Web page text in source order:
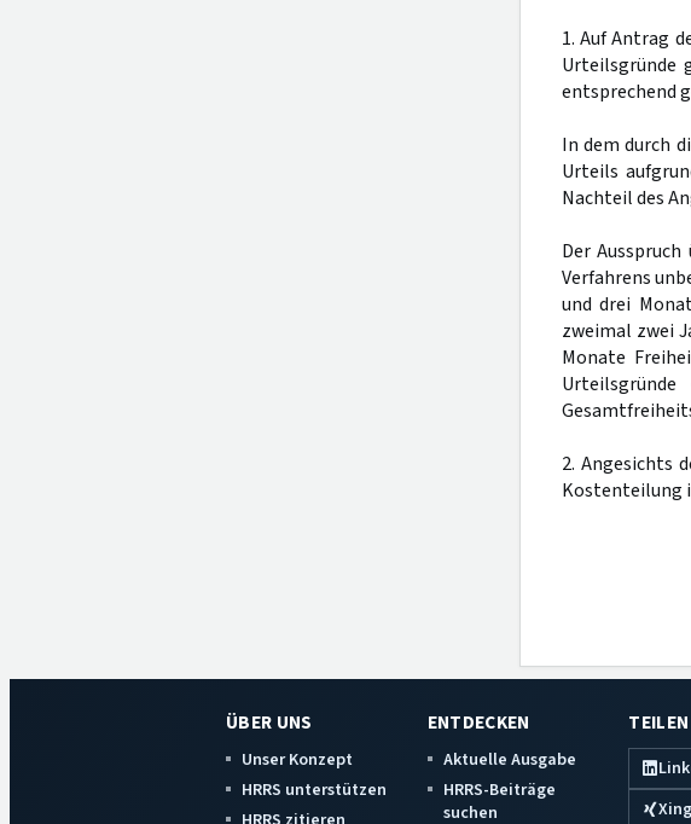
1. Auf Antrag
Urteilsgründe
entsprechend
In dem durch
Urteils
Nachteil des
Der
Verfahrens
und drei
zweimal zwei
Monate
2. Angesichts
Kostenteilung
ÜBER UNS
Unser Konzept
HRRS unterstützen
ENTDECKEN
Aktuelle Ausgabe
HRRS-Beiträge
suchen
TEILEN
Xing